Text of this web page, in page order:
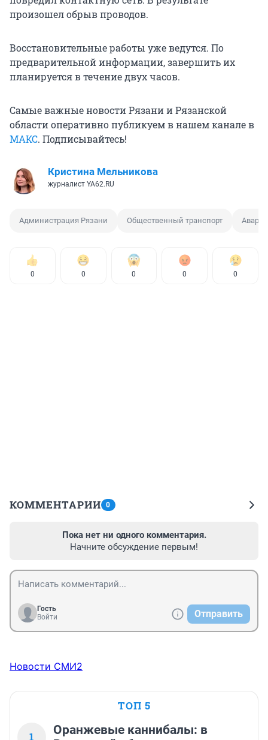
произошел обрыв проводов.
Восстановительные работы уже ведутся. По
предварительной информации, завершить их
планируется в течение двух часов.
Самые важные новости Рязани и Рязанской
области оперативно публикуем в нашем канале в
МАКС. Подписывайтесь!
Кристина Мельникова
журналист YA62.RU
Администрация Рязани Общественный транспорт Авария
0 0 0 0 0
КОММЕНТАРИИ 0
Пока нет ни одного комментария.
Начните обсуждение первым!
Гость
Войти
Отправить
Новости СМИ2
ТОП 5
1
Оранжевые каннибалы: в